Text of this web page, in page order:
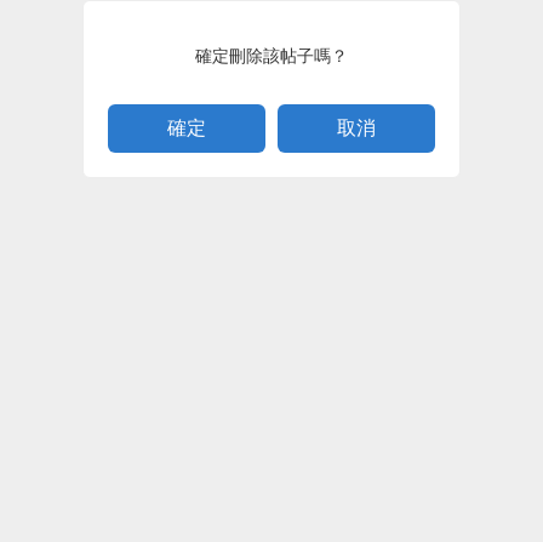
確定刪除該帖子嗎？
取消